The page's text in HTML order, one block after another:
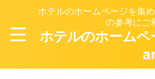
ホテルのホームページを集
の参考にご
ホテルのホーム